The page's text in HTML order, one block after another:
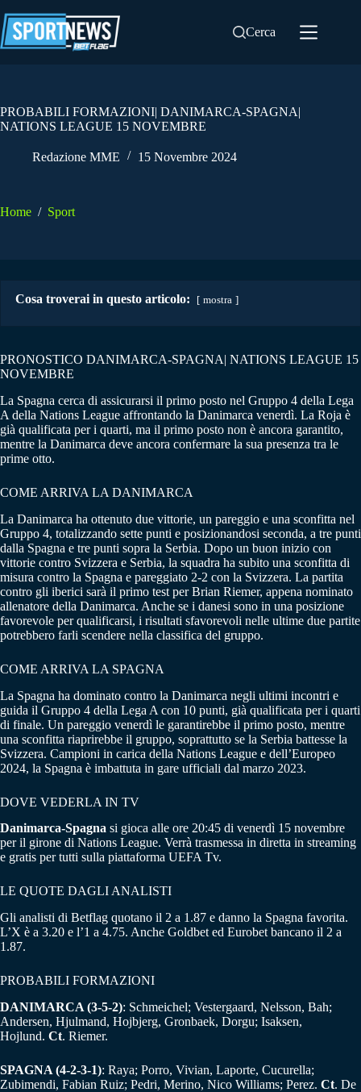
al
contenuto
Cerca
PROBABILI FORMAZIONI| DANIMARCA-SPAGNA|
NATIONS LEAGUE 15 NOVEMBRE
Redazione MME 15 Novembre 2024
Home / Sport
Cosa troverai in questo articolo: mostra
PRONOSTICO DANIMARCA-SPAGNA| NATIONS LEAGUE 15
NOVEMBRE
La Spagna cerca di assicurarsi il primo posto nel Gruppo 4 della Lega
A della Nations League affrontando la Danimarca venerdì. La Roja è
già qualificata per i quarti, ma il primo posto non è ancora garantito,
mentre la Danimarca deve ancora confermare la sua presenza tra le
prime otto.
COME ARRIVA LA DANIMARCA
La Danimarca ha ottenuto due vittorie, un pareggio e una sconfitta nel
Gruppo 4, totalizzando sette punti e posizionandosi seconda, a tre punti
dalla Spagna e tre punti sopra la Serbia. Dopo un buon inizio con
vittorie contro Svizzera e Serbia, la squadra ha subito una sconfitta di
misura contro la Spagna e pareggiato 2-2 con la Svizzera. La partita
contro gli iberici sarà il primo test per Brian Riemer, appena nominato
allenatore della Danimarca. Anche se i danesi sono in una posizione
favorevole per qualificarsi, i risultati sfavorevoli nelle ultime due partite
potrebbero farli scendere nella classifica del gruppo.
COME ARRIVA LA SPAGNA
La Spagna ha dominato contro la Danimarca negli ultimi incontri e
guida il Gruppo 4 della Lega A con 10 punti, già qualificata per i quarti
di finale. Un pareggio venerdì le garantirebbe il primo posto, mentre
una sconfitta riaprirebbe il gruppo, soprattutto se la Serbia battesse la
Svizzera. Campioni in carica della Nations League e dell’Europeo
2024, la Spagna è imbattuta in gare ufficiali dal marzo 2023.
DOVE VEDERLA IN TV
Danimarca-Spagna si gioca alle ore 20:45 di venerdì 15 novembre
per il girone di Nations League. Verrà trasmessa in diretta in streaming
e gratis per tutti sulla piattaforma UEFA Tv.
LE QUOTE DAGLI ANALISTI
Gli analisti di Betflag quotano il 2 a 1.87 e danno la Spagna favorita.
L’X è a 3.20 e l’1 a 4.75. Anche Goldbet ed Eurobet bancano il 2 a
1.87.
PROBABILI FORMAZIONI
DANIMARCA (3-5-2): Schmeichel; Vestergaard, Nelsson, Bah;
Andersen, Hjulmand, Hojbjerg, Gronbaek, Dorgu; Isaksen,
Hojlund. Ct. Riemer.
SPAGNA (4-2-3-1): Raya; Porro, Vivian, Laporte, Cucurella;
Zubimendi, Fabian Ruiz; Pedri, Merino, Nico Williams; Perez. Ct. De